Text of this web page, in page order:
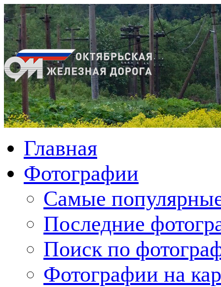
Главная
Фотографии
Cамые
Последние
Поиск по
Фотографии на